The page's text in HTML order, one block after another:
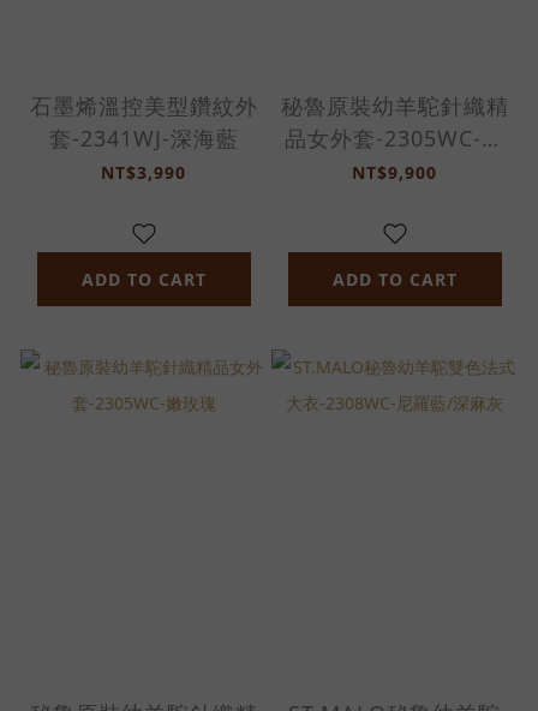
石墨烯溫控美型鑽紋外
套-2341WJ-深海藍
NT$3,990
ADD TO CART
秘魯原裝幼羊駝針織精
品女外套-2305WC-淺
駝棕
NT$9,900
ADD TO CART